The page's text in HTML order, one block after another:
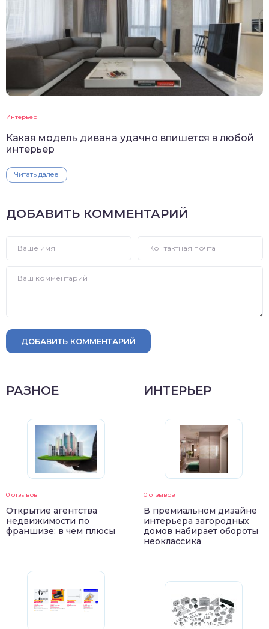
Интерьер
Какая модель дивана удачно впишется в любой
интерьер
Читать далее
ДОБАВИТЬ КОММЕНТАРИЙ
ДОБАВИТЬ КОММЕНТАРИЙ
РАЗНОЕ
0 отзывов
Открытие агентства
недвижимости по
франшизе: в чем плюсы
ИНТЕРЬЕР
0 отзывов
В премиальном дизайне
интерьера загородных
домов набирает обороты
неоклассика